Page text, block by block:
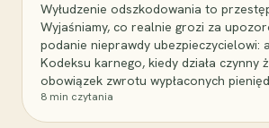
Wyłudzenie odszkodowania to
Wyjaśniamy, co realnie grozi za
podanie nieprawdy ubezpieczycielowi:
Kodeksu karnego, kiedy działa czynny
obowiązek zwrotu wypłaconych
8 min czytania